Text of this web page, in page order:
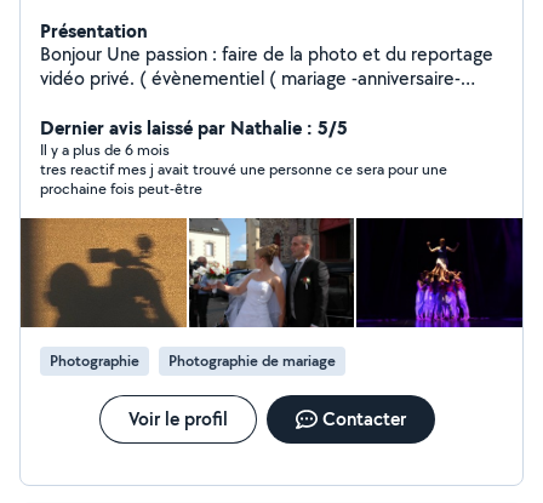
Présentation
Bonjour Une passion : faire de la photo et du reportage
vidéo privé. ( évènementiel ( mariage -anniversaire-
vidéo sous divers formats. Aussi je retranscrit des
cassettes ou vieux films 8 super 8 en DVD Je créé des
albums photos et à même de vous conseiller .
Dernier avis laissé par Nathalie : 5/5
Il y a plus de 6 mois
tres reactif mes j avait trouvé une personne ce sera pour une
prochaine fois peut-être
Photographie Photographie de mariage
Voir le profil Contacter